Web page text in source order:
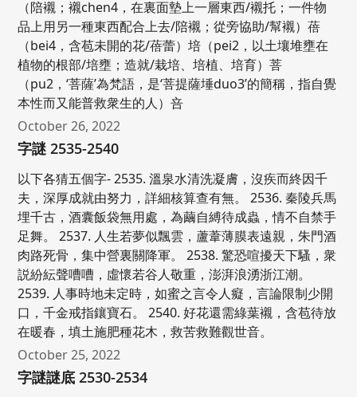
（陪襯；襯chen4，在裏面墊上一層東西/襯托；一件物
品上用另一種東西配合上去/陪襯；從旁協助/幫襯）蓓
（bei4，含苞未開的花/蓓蕾）培（pei2，以土壤堆壅在
植物的根部/培壅；造就/栽培、培植、培育）菩
（pu2，‘菩薩’為梵語，是‘菩提薩埵duo3’的簡稱，指自覺
本性而又能普救衆生的人）咅
October 26, 2022
字謎 2535-2540
以下各猜五個字- 2535. 溫泉水清洗凝膚，沒疾而終因千
夫，深厚成就由努力，詳細核算查有無。 2536. 秦陵兵馬
埋千古，酒囊飯袋無用處，為繭自縛待成蟲，情不自禁手
足舞。 2537. 人生若夢似飄雲，蘆葦薄膜表遠親，朱門酒
肉路死骨，集中營裏關降軍。 2538. 驚恐喧擾天下騷，衆
説紛紜聲嘈嘈，虛懷若谷人敬重，澎湃浪湧浙江潮。
2539. 人事時地未定時，如蜜之言令人癡，言論限制少開
口，千金戒指鑲寶石。 2540. 好花還需綠葉襯，含苞待放
在暖春，填土施肥種花木，救苦救難觀世音。
October 25, 2022
字謎謎底 2530-2534